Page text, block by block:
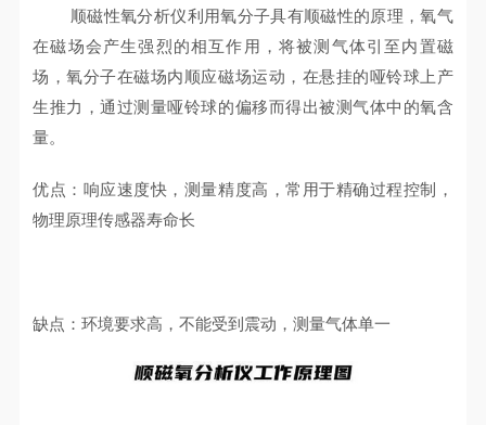
顺磁性氧分析仪利用氧分子具有顺磁性的原理，氧气
在磁场会产生强烈的相互作用，将被测气体引至内置磁
场，氧分子在磁场内顺应磁场运动，在悬挂的哑铃球上产
生推力，通过测量哑铃球的偏移而得出被测气体中的氧含
量。
优点：响应速度快，测量精度高，常用于精确过程控制，
物理原理传感器寿命长
缺点：环境要求高，不能受到震动，测量气体单一